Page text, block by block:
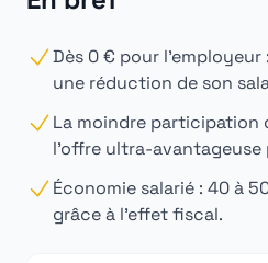
Dès 0 € pour
une réduction de son
La moindre participation
l'offre ultra-avantageuse
Économie salarié : 40 à
grâce à l'effet fiscal.